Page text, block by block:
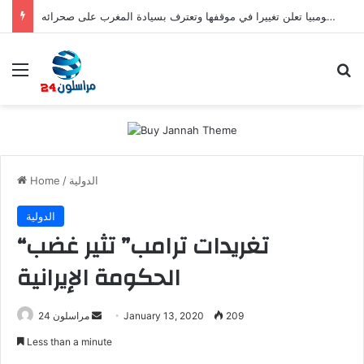
صفعة للبوليساريو.. كولومبيا تعلن تغييرا في موقفها وتعترف بسيادة المغرب على صحرائه
Menu
Home / الدولية
الدولية
“تغريدات ترامب” تثير غضب
الحكومة الإيرانية
مراسلون 24 January 13, 2020 209
Less than a minute